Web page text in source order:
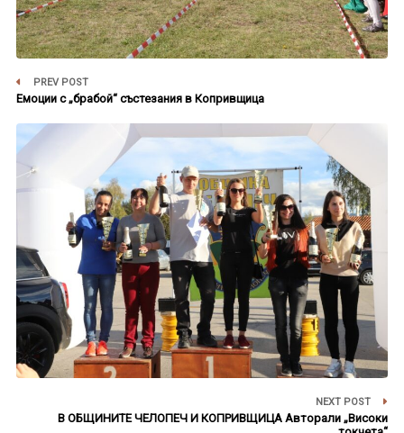
PREV POST
Емоции с „брабой“ състезания в Копривщица
NEXT POST
В ОБЩИНИТЕ ЧЕЛОПЕЧ И КОПРИВЩИЦА Авторали „Високи